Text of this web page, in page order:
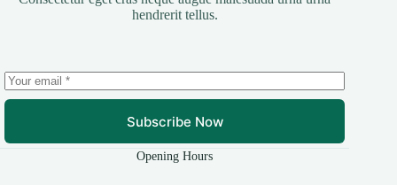
hendrerit tellus.
Subscribe Now
Opening Hours